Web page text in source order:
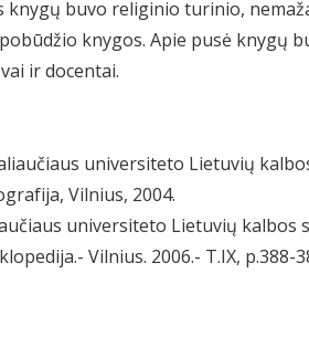
knygų buvo religinio turinio,
knygos. Apie pusė knygų
ir docentai.
universiteto Lietuvių
Vilnius, 2004.
universiteto Lietuvių kalbos
Vilnius. 2006.- T.IX, p.388-